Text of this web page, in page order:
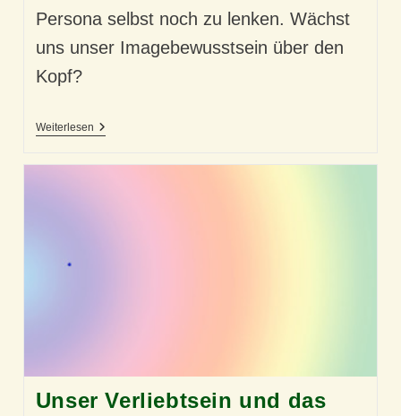
Persona selbst noch zu lenken. Wächst
uns unser Imagebewusstsein über den
Kopf?
WeiterlesenUnser
Unser Verliebtsein und das